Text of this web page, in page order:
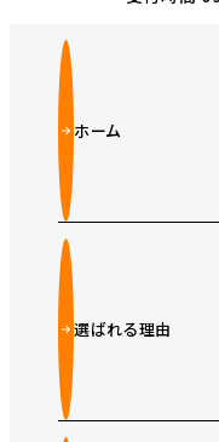
ホーム
選ばれる理由